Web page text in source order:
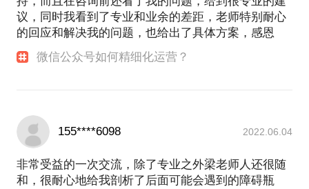
议，同时我看到了专业和业余的差距，老师特别耐心
的回应和解决我的问题，也给出了具体方案，感恩
微信公众号如何精细化运营？
155****6098 2022.06.04
非常受益的一次交流，除了专业之外梁老师人还很随
和，很耐心地给我剖析了后面可能会遇到的障碍瓶